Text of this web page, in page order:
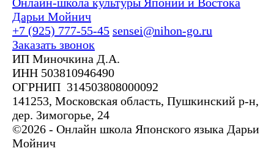
Онлайн-школа культуры Японии и Востока
Дарьи Мойнич
+7 (925) 777-55-45 sensei@nihon-go.ru
Заказать звонок
ИП Миночкина Д.А.
ИНН 503810946490
ОГРНИП 314503808000092
141253, Московская область, Пушкинский р-н,
дер. Зимогорье, 24
©2026 - Онлайн школа Японского языка Дарьи
Мойнич